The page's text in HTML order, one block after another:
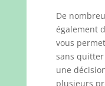
De
également
vous
sans
une
plusieurs